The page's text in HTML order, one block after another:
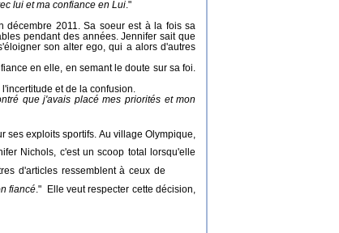
lui et ma confiance en Lui ."
décembre 2011. Sa soeur est à la fois sa
pendant des années. Jennifer sait que
son alter ego, qui a alors d'autres
en elle, en semant le doute sur sa foi.
et de la confusion.
que j'avais placémes priorités et mon
ses exploits sportifs. Au village Olympique,
Nichols, c'est un scoop total lorsqu'elle
d'articles ressemblent àceux de
fiancé." Elle veut respecter cette décision,